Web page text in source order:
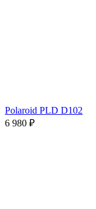
Polaroid PLD D102
6 980 ₽